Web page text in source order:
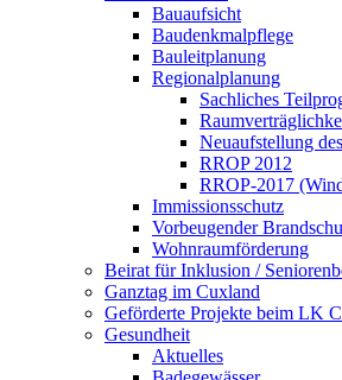
Bauaufsicht
Baudenkmalpflege
Bauleitplanung
Regionalplanung
Sachliches
Neuaufstellung
RROP 2012
RROP-2017
Immissionsschutz
Vorbeugender
Wohnraumförderung
Beirat für Inklusion /
Ganztag im Cuxland
Geförderte Projekte beim LK
Gesundheit
Aktuelles